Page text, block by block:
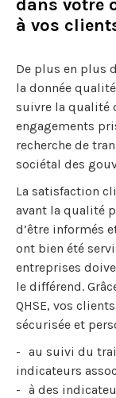
dans votre
à vos
De plus en plus
la donnée
suivre la qualité
engagements
recherche de
sociétal des
La satisfaction
avant la qualité
d’être informés
ont bien été
entreprises
le différend.
QHSE, vos
sécurisée et
au suivi du
indicateurs
à des